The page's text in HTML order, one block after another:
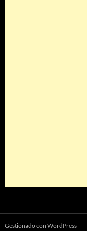
Gestionado con WordPress